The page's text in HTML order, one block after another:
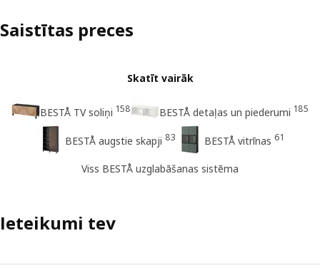
Saistītas preces
Skatīt vairāk
BESTÅ TV soliņi 158 BESTÅ detaļas un piederumi 185
BESTÅ augstie skapji 83 BESTÅ vitrīnas 61
Viss BESTÅ uzglabāšanas sistēma
Ieteikumi tev